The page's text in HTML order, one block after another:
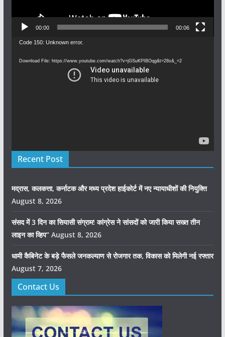
00:00 00:06
Video
Code 150: Unknown error.
Download File: https://www.youtube.com/watch?v=jGSuKPIBOqg&t=28s&_=2
Recent Post
मद्रास, कलकत्ता, कर्नाटक और मध्य प्रदेश हाईकोर्ट में नए न्यायाधीशों की नियुक्ति
August 8, 2026
संसद में 3 दिन का सियासी संग्राम! कांग्रेस ने सांसदों को जारी किया सख्त तीन
लाइन का व्हिप” August 8, 2026
धामी कैबिनेट के बड़े फैसले जनकल्याण से रोजगार तक, विकास को मिलेगी नई रफ्तार
August 7, 2026
Contact Us